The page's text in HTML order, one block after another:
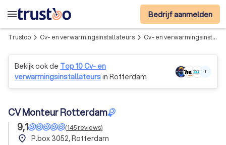
menu Bedrijf aanmelden
Trustoo arrow_forward_ios Cv- en verwarmingsinstallateurs arrow_forward_ios Cv- en verwarmingsinstallateurs in Rotterdam
Bekijk ook de Top 10 Cv- en
verwarmingsinstallateursin Rotterdam
+
CV Monteur Rotterdam
9,1
(145reviews)
place P.box 3052, Rotterdam